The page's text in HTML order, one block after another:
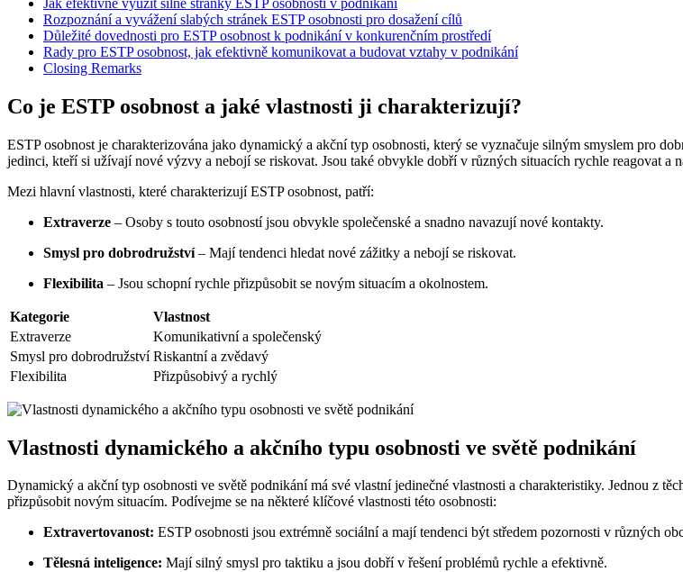
Rozpoznání a vyvážení slabých stránek ESTP osobnosti pro dosažení cílů
Důležité dovednosti pro ESTP osobnost k podnikání v konkurenčním prostředí
Rady pro ESTP osobnost, jak efektivně komunikovat a budovat vztahy v podnikání
Closing Remarks
Co je ESTP osobnost a jaké vlastnosti ji charakterizují?
ESTP osobnost je charakterizována jako dynamický a akční typ osobnosti, který se vyznačuje silným smyslem pro
jedinci, kteří si užívají nové výzvy a nebojí se riskovat. Jsou také obvykle dobří v různých situacích rychle reagovat a
Mezi hlavní vlastnosti, které charakterizují ESTP osobnost, patří:
Extraverze – Osoby s touto osobností jsou obvykle společenské a snadno navazují nové kontakty.
Smysl pro dobrodružství– Mají tendenci hledat nové zážitky a nebojí se riskovat.
Flexibilita – Jsou schopní rychle přizpůsobit se novým situacím a okolnostem.
Kategorie
Vlastnost
Extraverze
Komunikativní a společenský
Smysl pro dobrodružství Riskantní a zvědavý
Flexibilita
Přizpůsobivý a rychlý
Vlastnosti dynamického a akčního typu osobnosti ve světě podnikání
Dynamický a akční typ osobnosti ve světě podnikání má své vlastní jedinečné vlastnosti a charakteristiky. Jednou z
přizpůsobit novým situacím. Podívejme se na některé klíčové vlastnosti této osobnosti:
Extravertovanost: ESTP osobnosti jsou extrémně sociální a mají tendenci být středem pozornosti v různých
Tělesná inteligence: Mají silný smysl pro taktiku a jsou dobří v řešení problémů rychle a efektivně.